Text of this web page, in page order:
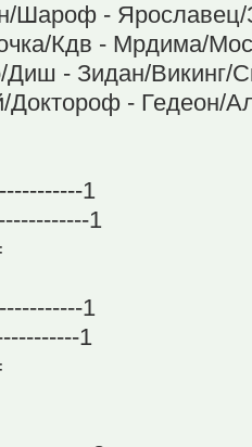
Шароф - Ярославец/
Кдв - Мрдима/
Диш - Зидан/Викинг/
Доктороф - Гедеон/
1
1
1
1